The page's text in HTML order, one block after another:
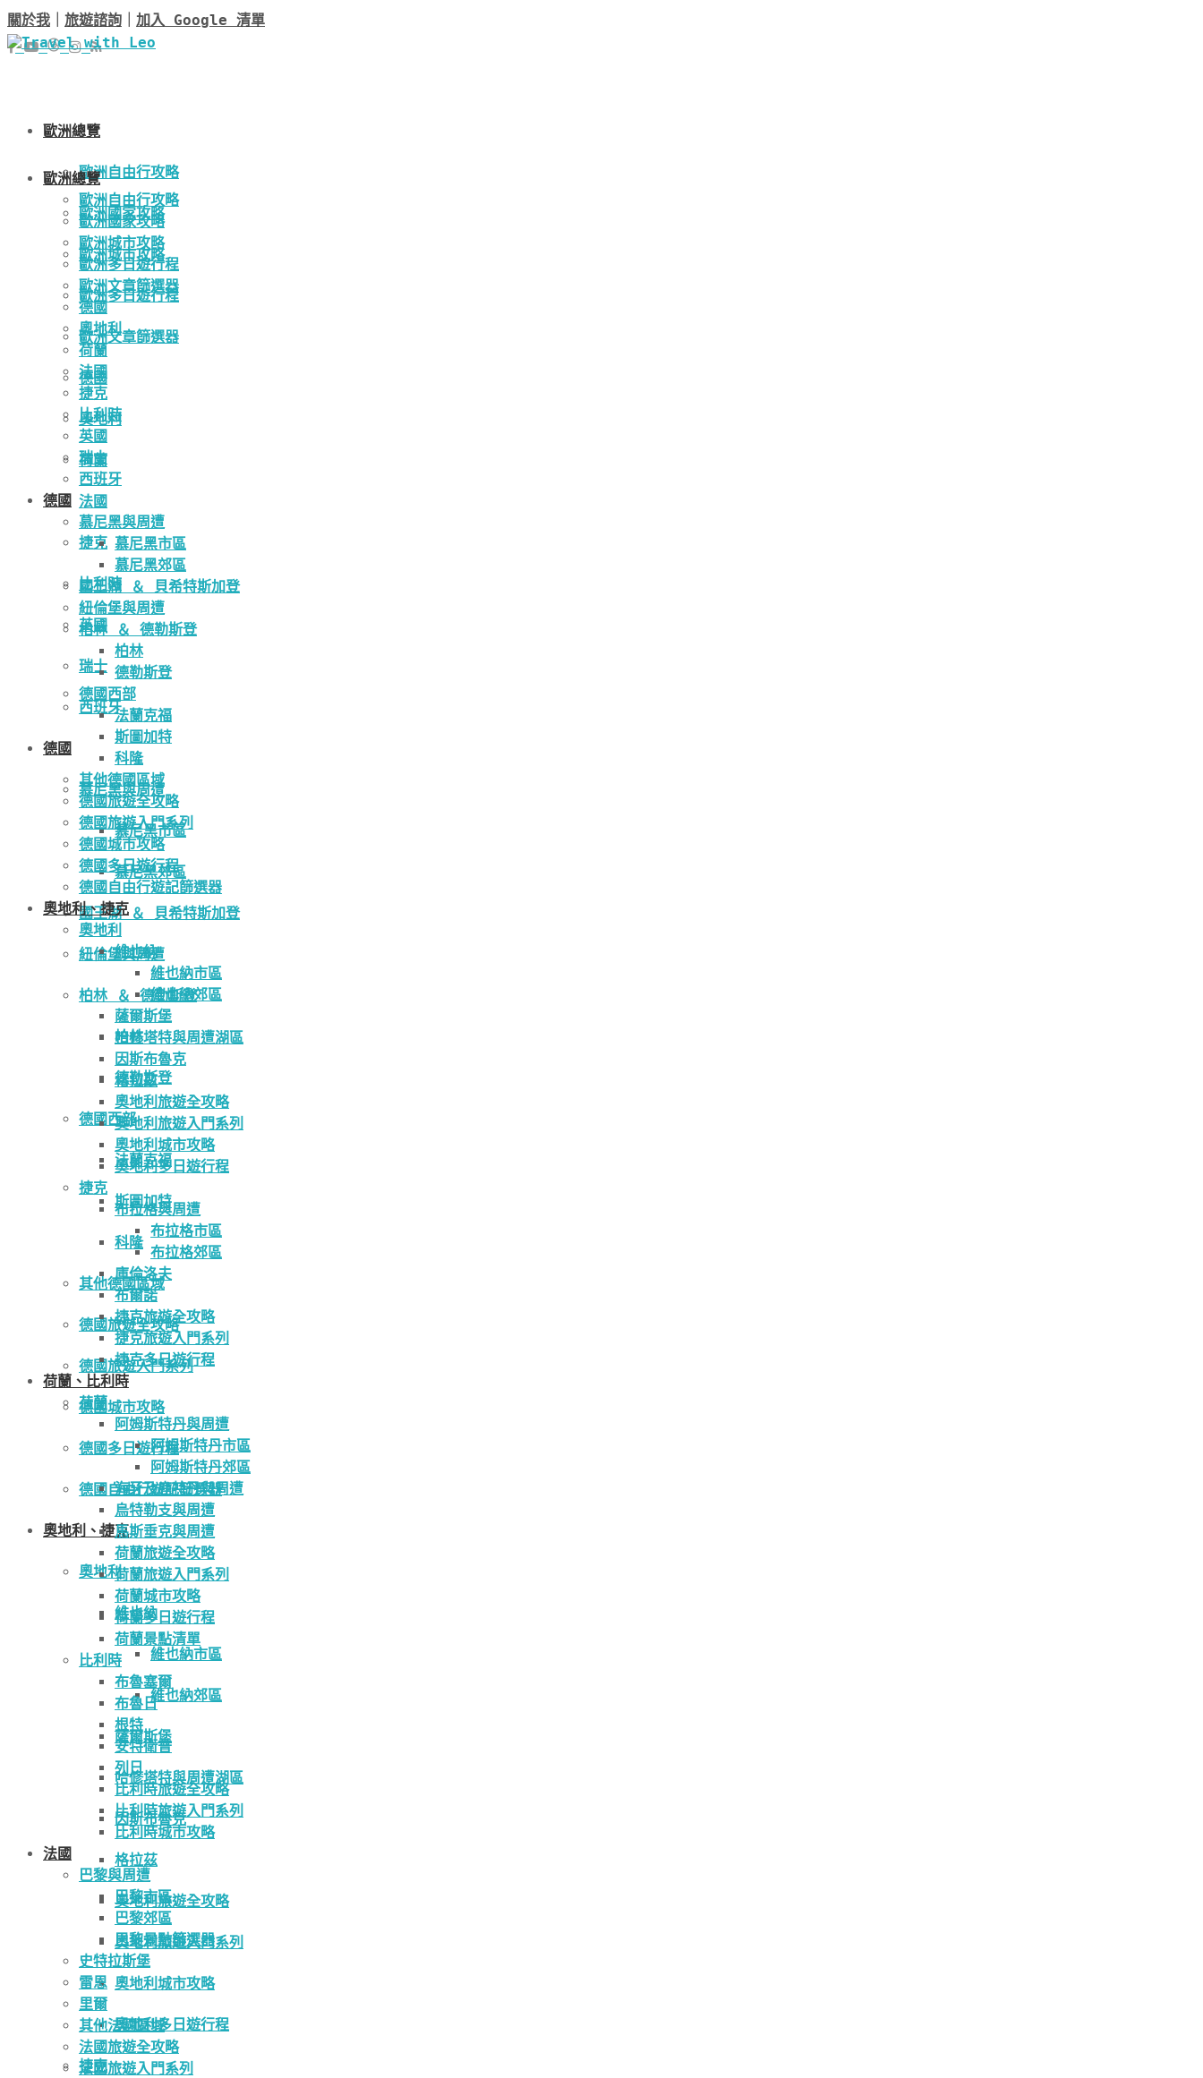
關於我 旅遊諮詢 加入 Google 清單
歐洲總覽
歐洲自由行攻略
歐洲國家攻略
歐洲城市攻略
歐洲多日遊行程
歐洲文章篩選器
德國
奧地利
荷蘭
法國
捷克
比利時
英國
瑞士
西班牙
德國
慕尼黑與周遭
慕尼黑市區
慕尼黑郊區
國王湖 ＆ 貝希特斯加登
紐倫堡與周遭
柏林 ＆ 德勒斯登
柏林
德勒斯登
德國西部
法蘭克福
斯圖加特
科隆
其他德國區域
德國旅遊全攻略
德國旅遊入門系列
德國城市攻略
德國多日遊行程
德國自由行遊記篩選器
奧地利、捷克
奧地利
維也納
維也納市區
維也納郊區
薩爾斯堡
哈修塔特與周遭湖區
因斯布魯克
格拉茲
奧地利旅遊全攻略
奧地利旅遊入門系列
奧地利城市攻略
奧地利多日遊行程
捷克
歐洲總覽
歐洲自由行攻略
歐洲國家攻略
歐洲城市攻略
歐洲多日遊行程
歐洲文章篩選器
德國
奧地利
荷蘭
法國
捷克
比利時
英國
瑞士
西班牙
德國
慕尼黑與周遭
慕尼黑市區
慕尼黑郊區
國王湖 ＆ 貝希特斯加登
紐倫堡與周遭
柏林 ＆ 德勒斯登
柏林
德勒斯登
德國西部
法蘭克福
斯圖加特
科隆
其他德國區域
德國旅遊全攻略
德國旅遊入門系列
德國城市攻略
德國多日遊行程
德國自由行遊記篩選器
奧地利、捷克
奧地利
維也納
維也納市區
維也納郊區
薩爾斯堡
哈修塔特與周遭湖區
因斯布魯克
格拉茲
奧地利旅遊全攻略
奧地利旅遊入門系列
奧地利城市攻略
奧地利多日遊行程
捷克
布拉格與周遭
布拉格市區
布拉格郊區
庫倫洛夫
布爾諾
捷克旅遊全攻略
捷克旅遊入門系列
捷克多日遊行程
荷蘭、比利時
荷蘭
阿姆斯特丹與周遭
阿姆斯特丹市區
阿姆斯特丹郊區
海牙及鹿特丹與周遭
烏特勒支與周遭
馬斯垂克與周遭
荷蘭旅遊全攻略
荷蘭旅遊入門系列
荷蘭城市攻略
荷蘭多日遊行程
荷蘭景點清單
比利時
布魯塞爾
布魯日
根特
安特衛普
列日
比利時旅遊全攻略
比利時旅遊入門系列
比利時城市攻略
法國
巴黎與周遭
巴黎市區
巴黎郊區
巴黎景點篩選器
史特拉斯堡
雷恩
里爾
其他法國區域
法國旅遊全攻略
法國旅遊入門系列